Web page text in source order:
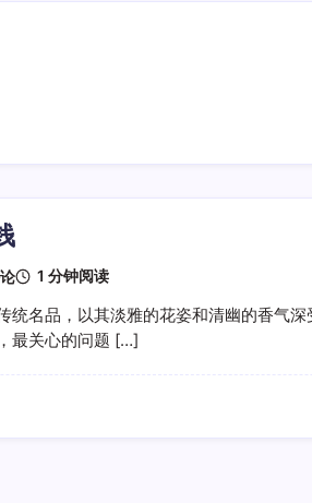
1 分钟阅读
统名品，以其淡雅的花姿和清幽的香气深
最关心的问题 […]